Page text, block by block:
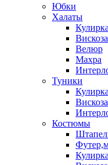
Юбки
Халаты
Кулирка
Вискоза
Велюр
Махра
Туники
Кулирка
Вискоза
Костюмы
Кулирка